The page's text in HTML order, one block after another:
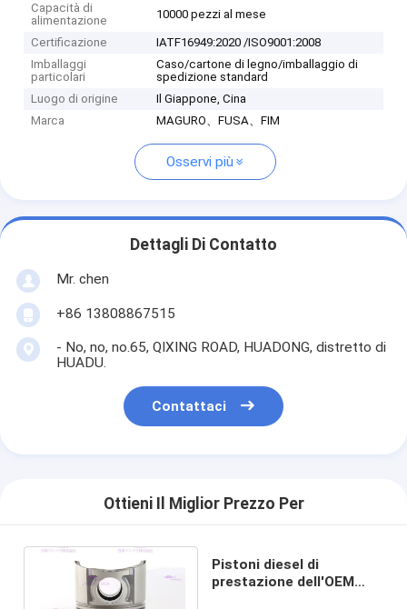
Capacità di
alimentazione
10000 pezzi al mese
Certificazione
IATF16949:2020 /ISO9001:2008
Imballaggi
particolari
Caso/cartone di legno/imballaggio di
spedizione standard
Luogo di origine
Il Giappone, Cina
Marca
MAGURO、FUSA、FIM
Osservi più
Dettagli Di Contatto
Mr. chen
+86 13808867515
- No, no, no.65, QIXING ROAD, HUADONG, distretto di
HUADU.
Contattaci
Ottieni Il Miglior Prezzo Per
Pistoni diesel di
prestazione dell'OEM